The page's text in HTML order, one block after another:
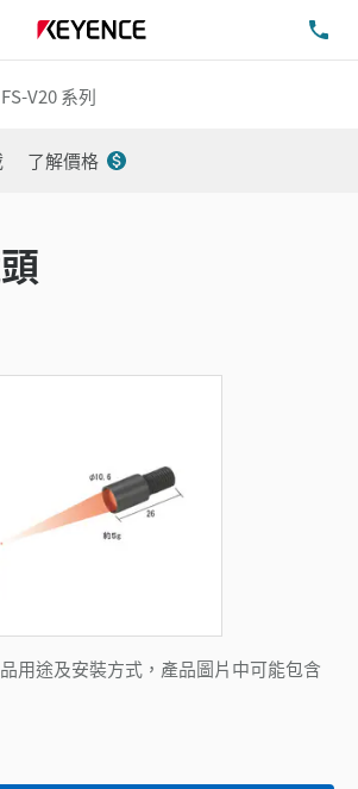
FS-V20 系列
了解價格
用途及安裝方式，產品圖片中可能包含